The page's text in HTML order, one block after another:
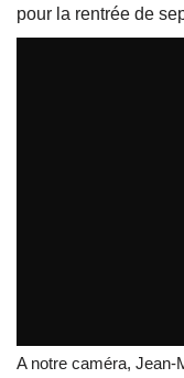
pour la rentrée de
A notre caméra, Jean-